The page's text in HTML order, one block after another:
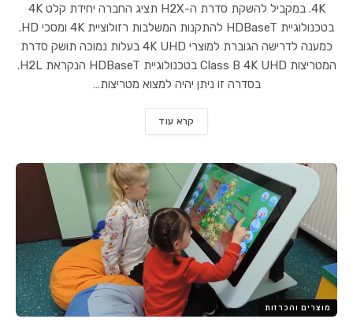
4K. במקביל להשקת סדרת ה-H2X תציג החברה יחידת קלט 4K
בטכנולוגיית HDBaseT להתקנות המשלבות רזולוציית 4K ומסכי HD.
כמענה לדרישה הגוברת למוצרי 4K UHD בעלות נמוכה תושק סדרת
המטריצות Class B 4K UHD בטכנולוגיית HDBaseT הנקראת H2L.
בסדרה זו ניתן יהיה למצוא מטריצות…
קרא עוד
מוצרים והכרזות